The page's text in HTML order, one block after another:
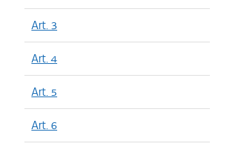
Art. 3
Art. 4
Art. 5
Art. 6